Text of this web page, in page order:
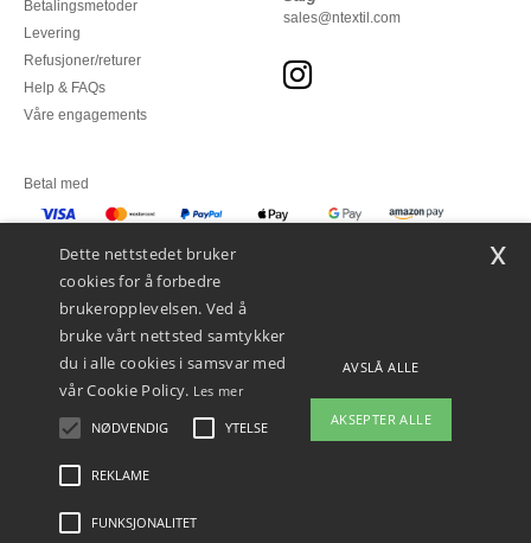
Betalingsmetoder
Levering
Refusjoner/returer
Help & FAQs
Våre engagements
sales@ntextil.com
Betal med
Juridiske merknader
Dette nettstedet bruker
cookies for å forbedre
brukeropplevelsen. Ved å
bruke vårt nettsted samtykker
du i alle cookies i samsvar med
vår Cookie Policy. Les mer
NØDVENDIG YTELSE
REKLAME
FUNKSJONALITET
AVSLÅ ALLE
AKSEPTER ALLE
x